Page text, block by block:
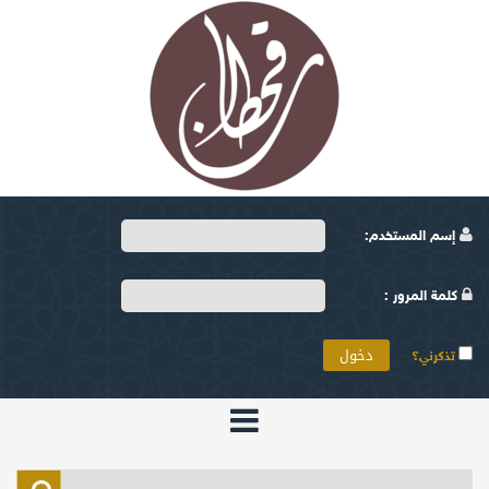
إسم المستخدم:
كلمة المرور :
تذكرني؟